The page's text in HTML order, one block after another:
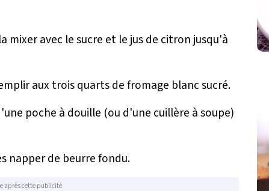
mixer avec le sucre et le jus de citron jusqu'à
aux trois quarts de fromage blanc sucré.
poche à douille (ou d'une cuillère à soupe)
napper de beurre fondu.
après cette publicité